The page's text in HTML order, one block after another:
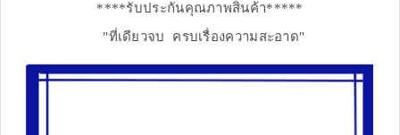
****รับประกันคุณภาพสินค้า*****
"ที่เดียวจบ ครบเรื่องความสะอาด"